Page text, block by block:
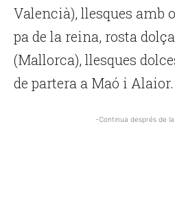
Valencià), llesques amb
pa de la reina, rosta
(Mallorca), llesques
de partera a Maó i Alaior.
-Continua després de